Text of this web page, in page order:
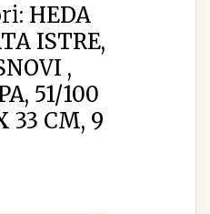
HEDA
ISTRE,
,
51/100
33 CM, 9